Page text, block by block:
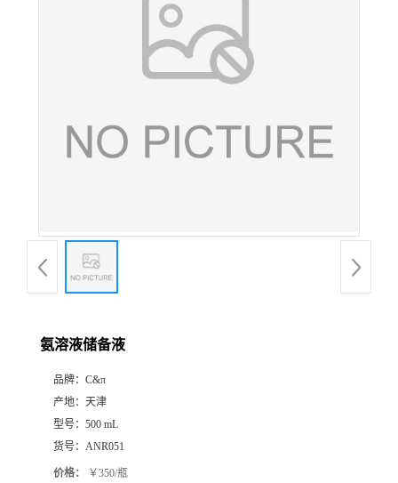
氨溶液储备液
品牌： C&π
产地： 天津
型号： 500 mL
货号： ANR051
价格： ￥350/瓶